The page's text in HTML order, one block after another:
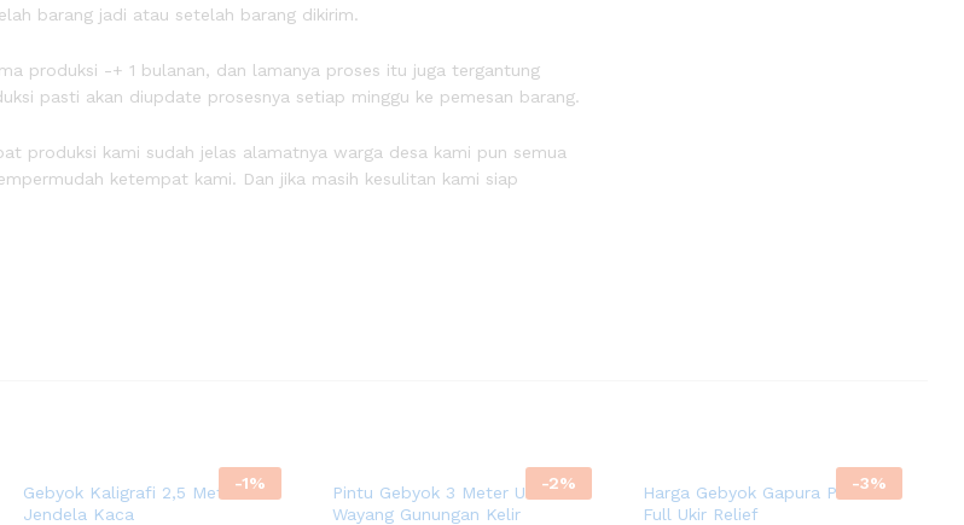
barang jadi atau setelah barang dikirim.
produksi -+ 1 bulanan, dan lamanya proses itu juga tergantung
pasti akan diupdate prosesnya setiap minggu ke pemesan barang.
produksi kami sudah jelas alamatnya warga desa kami pun semua
ketempat kami. Dan jika masih kesulitan kami siap
-1%
Gebyok Kaligrafi 2,5 Meter
Jendela Kaca
-2%
Pintu Gebyok 3 Meter Ukir
Wayang Gunungan Kelir
-3%
Harga Gebyok Gapura Pintu
Full Ukir Relief